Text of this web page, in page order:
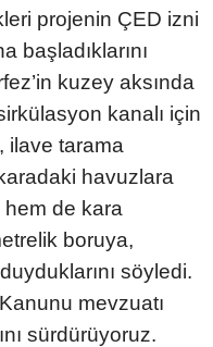
projenin ÇED izni
başladıklarını
kuzey aksında
kanalı için
ilave tarama
havuzlara
de kara
boruya,
söyledi.
mevzuatı
sürdürüyoruz.